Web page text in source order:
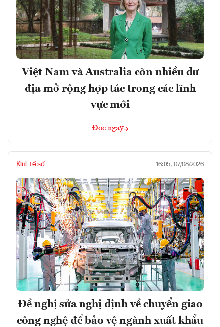
Việt Nam và Australia còn nhiều dư
địa mở rộng hợp tác trong các lĩnh
vực mới
Đọc ngay
Kinh tế số 16:05, 07/08/2026
Đề nghị sửa nghị định về chuyển giao
công nghệ để bảo vệ ngành xuất khẩu